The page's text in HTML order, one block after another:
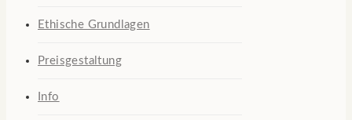
Ethische Grundlagen
Preisgestaltung
Info